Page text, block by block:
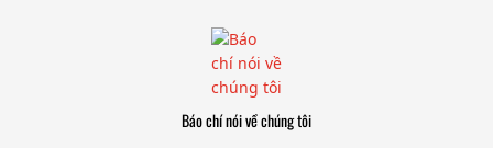
Báo chí nói về chúng tôi